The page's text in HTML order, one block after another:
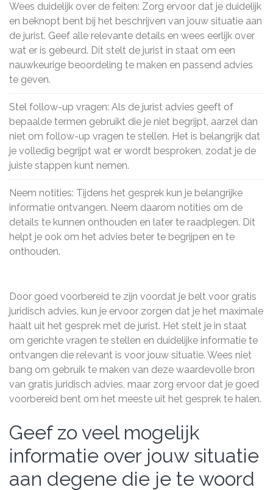
Wees duidelijk over de feiten: Zorg ervoor dat je duidelijk
en beknopt bent bij het beschrijven van jouw situatie aan
de jurist. Geef alle relevante details en wees eerlijk over
wat er is gebeurd. Dit stelt de jurist in staat om een
nauwkeurige beoordeling te maken en passend advies
te geven.
Stel follow-up vragen: Als de jurist advies geeft of
bepaalde termen gebruikt die je niet begrijpt, aarzel dan
niet om follow-up vragen te stellen. Het is belangrijk dat
je volledig begrijpt wat er wordt besproken, zodat je de
juiste stappen kunt nemen.
Neem notities: Tijdens het gesprek kun je belangrijke
informatie ontvangen. Neem daarom notities om de
details te kunnen onthouden en later te raadplegen. Dit
helpt je ook om het advies beter te begrijpen en te
onthouden.
Door goed voorbereid te zijn voordat je belt voor gratis
juridisch advies, kun je ervoor zorgen dat je het maximale
haalt uit het gesprek met de jurist. Het stelt je in staat
om gerichte vragen te stellen en duidelijke informatie te
ontvangen die relevant is voor jouw situatie. Wees niet
bang om gebruik te maken van deze waardevolle bron
van gratis juridisch advies, maar zorg ervoor dat je goed
voorbereid bent om het meeste uit het gesprek te halen.
Geef zo veel mogelijk
informatie over jouw situatie
aan degene die je te woord